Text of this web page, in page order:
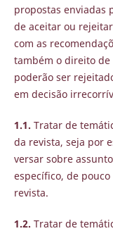
propostas enviadas
de aceitar ou
com as
também o direito de
poderão ser
em decisão
1.1. Tratar de
da revista, seja por
versar sobre
específico, de
revista.
1.2. Tratar de